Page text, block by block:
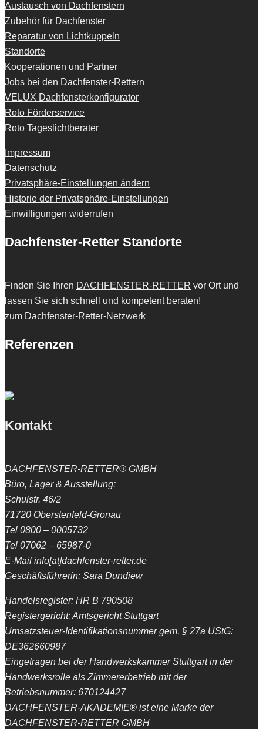
Austausch von Dachfenstern
Zubehör für Dachfenster
Reparatur von Lichtkuppeln
Standorte
Kooperationen und Partner
Jobs bei den Dachfenster-Rettern
VELUX Dachfensterkonfigurator
Roto Förderservice
Roto Tageslichtberater
Impressum
Datenschutz
Privatsphäre-Einstellungen ändern
Historie der Privatsphäre-Einstellungen
Einwilligungen widerrufen
Dachfenster-Retter Standorte
Finden Sie Ihren DACHFENSTER-RETTER vor Ort und
lassen Sie sich schnell und kompetent beraten!
zum Dachfenster-Retter-Netzwerk
Referenzen
Kontakt
DACHFENSTER-RETTER® GMBH
Büro, Lager & Ausstellung:
Schulstr. 46/2
71720 Oberstenfeld-Gronau
Tel 0800 – 0005732
Tel 07062 – 65987-0
E-Mail info[at]dachfenster-retter.de
Geschäftsführerin: Sara Dundiew
Handelsregister: HR B 790508
Registergericht: Amtsgericht Stuttgart
Umsatzsteuer-Identifikationsnummer gem. § 27a UStG:
DE362660987
Eingetragen bei der Handwerkskammer Stuttgart in der
Handwerksrolle als Zimmererbetrieb mit der
Betriebsnummer: 670124427
DACHFENSTER-AKADEMIE® ist eine Marke der
DACHFENSTER-RETTER GMBH